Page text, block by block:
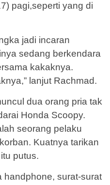
pagi,seperti yang di
jadi incaran
sedang berkendara
kakaknya.
lanjut Rachmad.
dua orang pria tak
Honda Scoopy.
seorang pelaku
Kuatnya tarikan
putus.
handphone, surat-surat